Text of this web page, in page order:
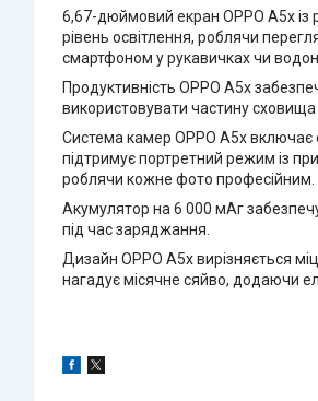
6,67-дюймовий екран OPPO A5x із
рівень освітлення, роблячи
смартфоном у рукавичках чи
Продуктивність OPPO A5x
використовувати частину
Система камер OPPO A5x включає
підтримує портретний режим із
роблячи кожне фото професійним.
Акумулятор на 6 000 мАг
під час заряджання.
Дизайн OPPO A5x вирізняється
нагадує місячне сяйво, додаючи